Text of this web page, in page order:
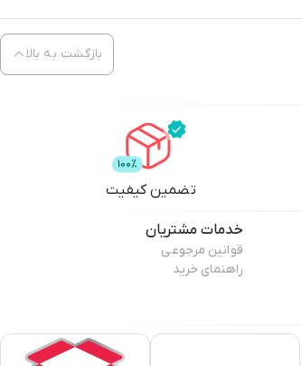
بازگشت به بالا
تضمین کیفیت
خدمات مشتریان
قوانین مرجوعی
راهنمای خرید